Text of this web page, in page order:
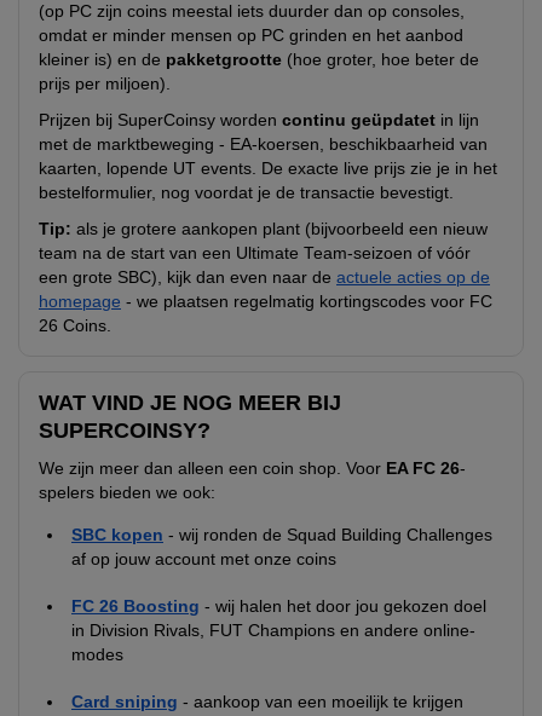
(op PC zijn coins meestal iets duurder dan op consoles,
omdat er minder mensen op PC grinden en het aanbod
kleiner is) en de pakketgrootte (hoe groter, hoe beter de
prijs per miljoen).
Prijzen bij SuperCoinsy worden continu geüpdatet in lijn
met de marktbeweging - EA-koersen, beschikbaarheid van
kaarten, lopende UT events. De exacte live prijs zie je in het
bestelformulier, nog voordat je de transactie bevestigt.
Tip: als je grotere aankopen plant (bijvoorbeeld een nieuw
team na de start van een Ultimate Team-seizoen of vóór
een grote SBC), kijk dan even naar de actuele acties op de
homepage - we plaatsen regelmatig kortingscodes voor FC
26 Coins.
WAT VIND JE NOG MEER BIJ
SUPERCOINSY?
We zijn meer dan alleen een coin shop. Voor EA FC 26-
spelers bieden we ook:
SBC kopen - wij ronden de Squad Building Challenges
af op jouw account met onze coins
FC 26 Boosting - wij halen het door jou gekozen doel
in Division Rivals, FUT Champions en andere online-
modes
Card sniping - aankoop van een moeilijk te krijgen